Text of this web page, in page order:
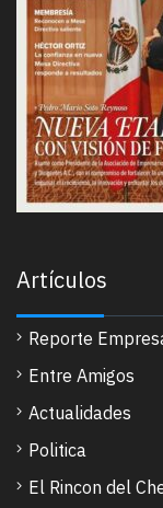
Artículos
Reporte
Entre Amigos
Actualidades
Politica
El Rincon del